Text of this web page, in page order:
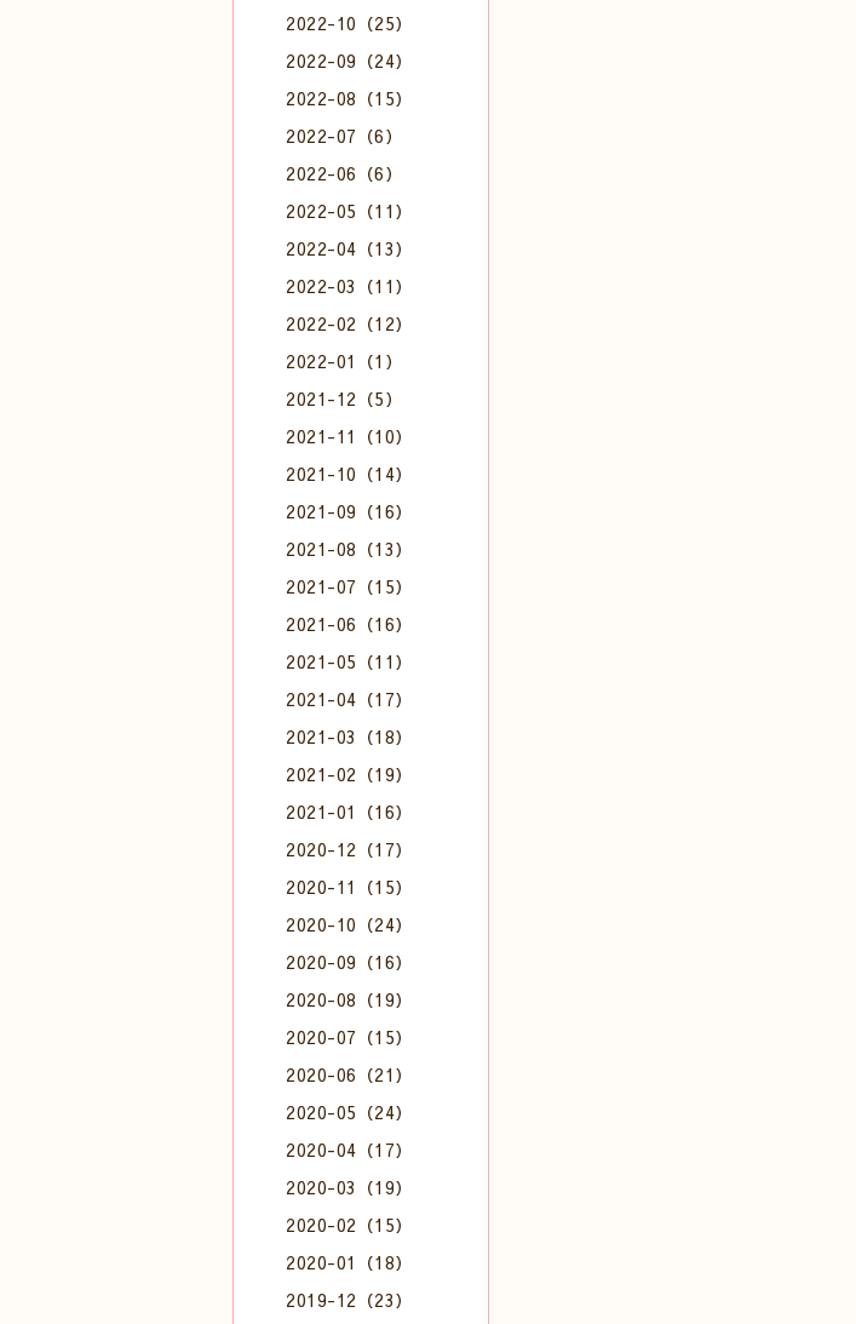
2022-10（25）
2022-09（24）
2022-08（15）
2022-07（6）
2022-06（6）
2022-05（11）
2022-04（13）
2022-03（11）
2022-02（12）
2022-01（1）
2021-12（5）
2021-11（10）
2021-10（14）
2021-09（16）
2021-08（13）
2021-07（15）
2021-06（16）
2021-05（11）
2021-04（17）
2021-03（18）
2021-02（19）
2021-01（16）
2020-12（17）
2020-11（15）
2020-10（24）
2020-09（16）
2020-08（19）
2020-07（15）
2020-06（21）
2020-05（24）
2020-04（17）
2020-03（19）
2020-02（15）
2020-01（18）
2019-12（23）